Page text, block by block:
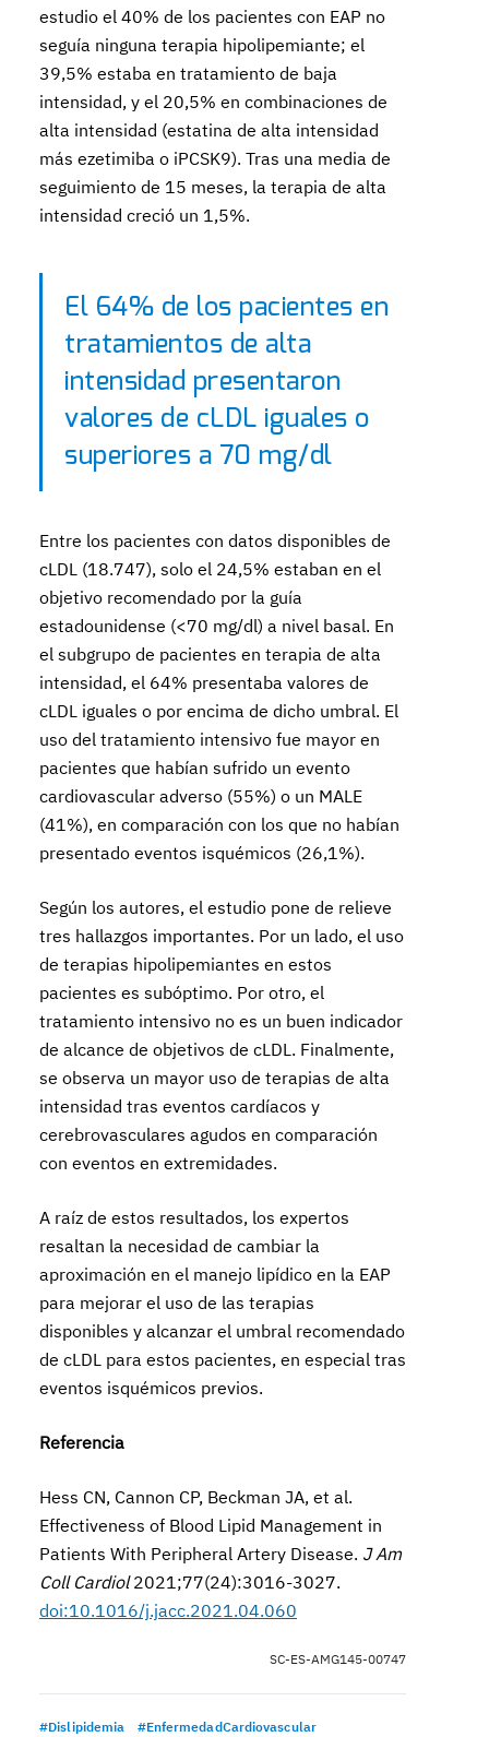
estudio el 40% de los pacientes con EAP no
seguía ninguna terapia hipolipemiante; el
39,5% estaba en tratamiento de baja
intensidad, y el 20,5% en combinaciones de
alta intensidad (estatina de alta intensidad
más ezetimiba o iPCSK9). Tras una media de
seguimiento de 15 meses, la terapia de alta
intensidad creció un 1,5%.
El 64% de los pacientes en
tratamientos de alta
intensidad presentaron
valores de cLDL iguales o
superiores a 70 mg/dl
Entre los pacientes con datos disponibles de
cLDL (18.747), solo el 24,5% estaban en el
objetivo recomendado por la guía
estadounidense (<70 mg/dl) a nivel basal. En
el subgrupo de pacientes en terapia de alta
intensidad, el 64% presentaba valores de
cLDL iguales o por encima de dicho umbral. El
uso del tratamiento intensivo fue mayor en
pacientes que habían sufrido un evento
cardiovascular adverso (55%) o un MALE
(41%), en comparación con los que no habían
presentado eventos isquémicos (26,1%).
Según los autores, el estudio pone de relieve
tres hallazgos importantes. Por un lado, el uso
de terapias hipolipemiantes en estos
pacientes es subóptimo. Por otro, el
tratamiento intensivo no es un buen indicador
de alcance de objetivos de cLDL. Finalmente,
se observa un mayor uso de terapias de alta
intensidad tras eventos cardíacos y
cerebrovasculares agudos en comparación
con eventos en extremidades.
A raíz de estos resultados, los expertos
resaltan la necesidad de cambiar la
aproximación en el manejo lipídico en la EAP
para mejorar el uso de las terapias
disponibles y alcanzar el umbral recomendado
de cLDL para estos pacientes, en especial tras
eventos isquémicos previos.
Referencia
Hess CN, Cannon CP, Beckman JA, et al.
Effectiveness of Blood Lipid Management in
Patients With Peripheral Artery Disease. J Am
Coll Cardiol2021;77(24):3016-3027.
doi:10.1016/j.jacc.2021.04.060
SC-ES-AMG145-00747
#Dislipidemia #EnfermedadCardiovascular